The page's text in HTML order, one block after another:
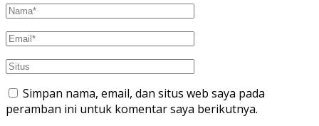
Simpan nama, email, dan situs web saya pada
peramban ini untuk komentar saya berikutnya.